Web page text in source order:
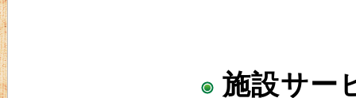
施設サー